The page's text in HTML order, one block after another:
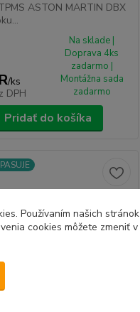
ASTON MARTIN DBX
/ks
DPH
Na sklade |
Doprava 4ks
zadarmo |
Montážna sada
zadarmo
Pridať do košíka
Používaním našich stránok
cookies môžete zmeniť v